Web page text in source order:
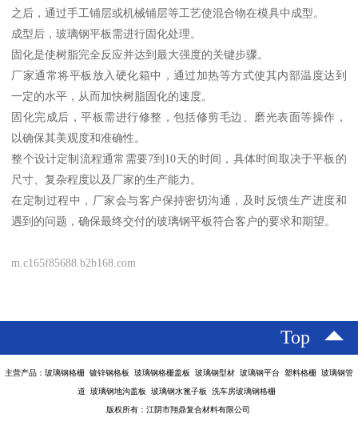
之后，通过手工铺层或机械铺层等工艺使混合物在模具中成型。
成型后，玻璃钢平板需进行固化处理。
固化是使树脂完全反应并达到最大强度的关键步骤。
厂家通常将平板放入硬化箱中，通过加热等方式使其内部温度达到
一定的水平，从而加快树脂固化的速度。
固化完成后，平板需进行修整，包括修剪毛边、磨光表面等操作，
以确保其美观度和准确性。
整个设计定制流程通常需要7到10天的时间，具体时间取决于平板的
尺寸、复杂程度以及厂家的生产能力。
在定制过程中，厂家会与客户保持密切沟通，及时反馈生产进度和
遇到的问题，确保最终交付的玻璃钢平板符合客户的要求和期望。
m.c165f85688.b2b168.com
Top
主营产品：玻璃钢格栅 镀锌钢格板 玻璃钢格栅盖板 玻璃钢型材 玻璃钢平台 塑料格栅 玻璃钢管
道 玻璃钢地沟盖板 玻璃钢水篦子板 洗车房玻璃钢格栅
版权所有：江阴市翔鼎复合材料有限公司